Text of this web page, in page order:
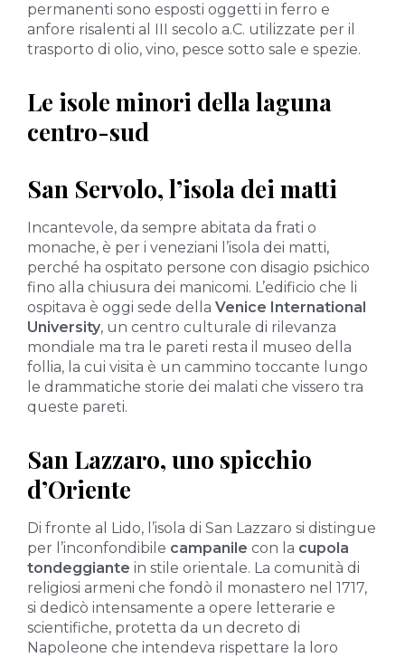
permanenti sono esposti oggetti in ferro e
anfore risalenti al III secolo a.C. utilizzate per il
trasporto di olio, vino, pesce sotto sale e spezie.
Le isole minori della laguna
centro-sud
San Servolo, l’isola dei matti
Incantevole, da sempre abitata da frati o
monache, è per i veneziani l’isola dei matti,
perché ha ospitato persone con disagio psichico
fino alla chiusura dei manicomi. L’edificio che li
ospitava è oggi sede della Venice International
University, un centro culturale di rilevanza
mondiale ma tra le pareti resta il museo della
follia, la cui visita è un cammino toccante lungo
le drammatiche storie dei malati che vissero tra
queste pareti.
San Lazzaro, uno spicchio
d’Oriente
Di fronte al Lido, l’isola di San Lazzaro si distingue
per l’inconfondibile campanile con la cupola
tondeggiante in stile orientale. La comunità di
religiosi armeni che fondò il monastero nel 1717,
si dedicò intensamente a opere letterarie e
scientifiche, protetta da un decreto di
Napoleone che intendeva rispettare la loro